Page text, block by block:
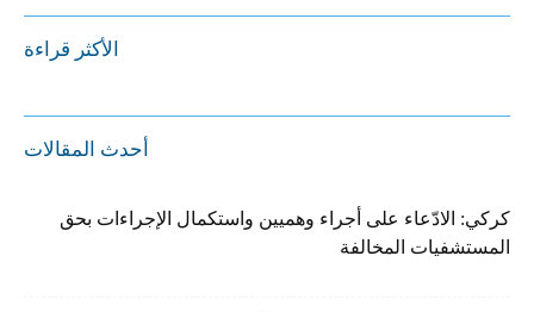
الأكثر قراءة
أحدث المقالات
كركي: الادّعاء على أجراء وهميين واستكمال الإجراءات بحق
المستشفيات المخالفة